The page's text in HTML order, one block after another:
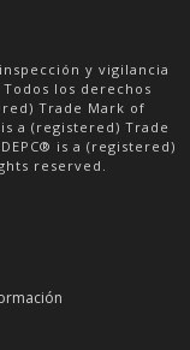
y vigilancia
los derechos
Trade Mark of
a (registered) Trade
is a (registered)
reserved.